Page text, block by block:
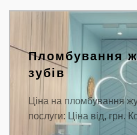
Пломбування
зубів
Ціна на пломбування
послуги: Ціна від, грн.